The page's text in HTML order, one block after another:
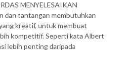
MENYELESAIKAN
dan tantangan membutuhkan
kreatif, untuk membuat
kompetitif. Seperti kata Albert
lebih penting daripada